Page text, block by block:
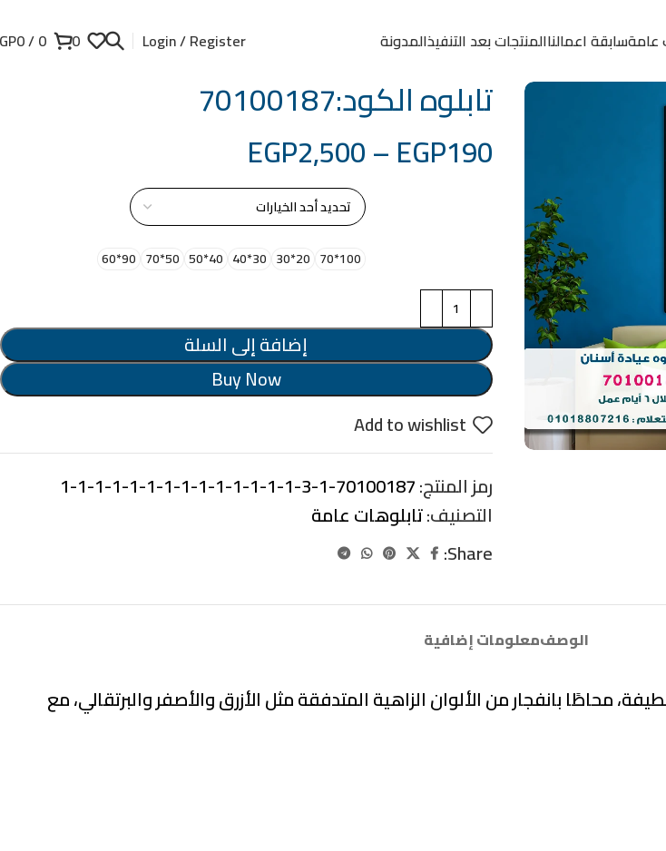
عامةسابقة اعمالناالمنتجات بعد التنفيذالمدونة Login / Register
0
0
/
0
تابلوه الكود:70100187
EGP190
–
EGP2,500
100*70
20*30
30*40
40*50
50*70
90*60
إضافة إلى السلة
Buy Now
Add to wishlist
رمز المنتج:70100187-1-3-1-1-1-1-1-1-1-1-1-1-1-1-1-1
التصنيف:تابلوهات عامة
Share:
الوصفمعلومات إضافية
محاطًا بانفجار من الألوان الزاهية المتدفقة مثل الأزرق والأصفر والبرتقالي، مع